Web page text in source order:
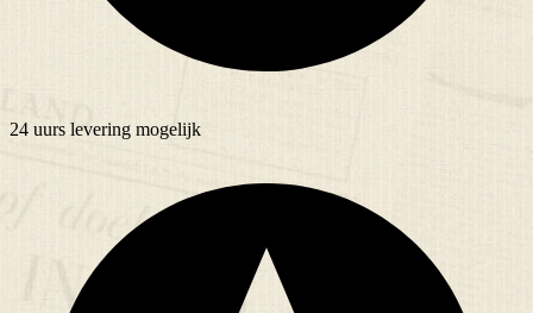
24 uurs levering mogelijk